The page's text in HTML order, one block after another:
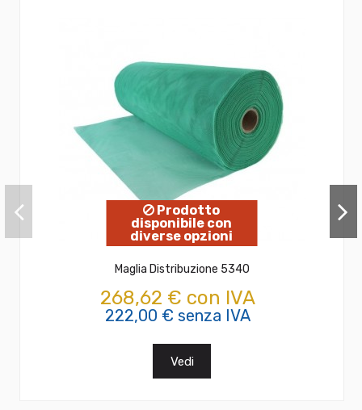
Prodotto
disponibile con
diverse opzioni
Maglia Distribuzione 5340
268,62 € con IVA
222,00 € senza IVA
Vedi